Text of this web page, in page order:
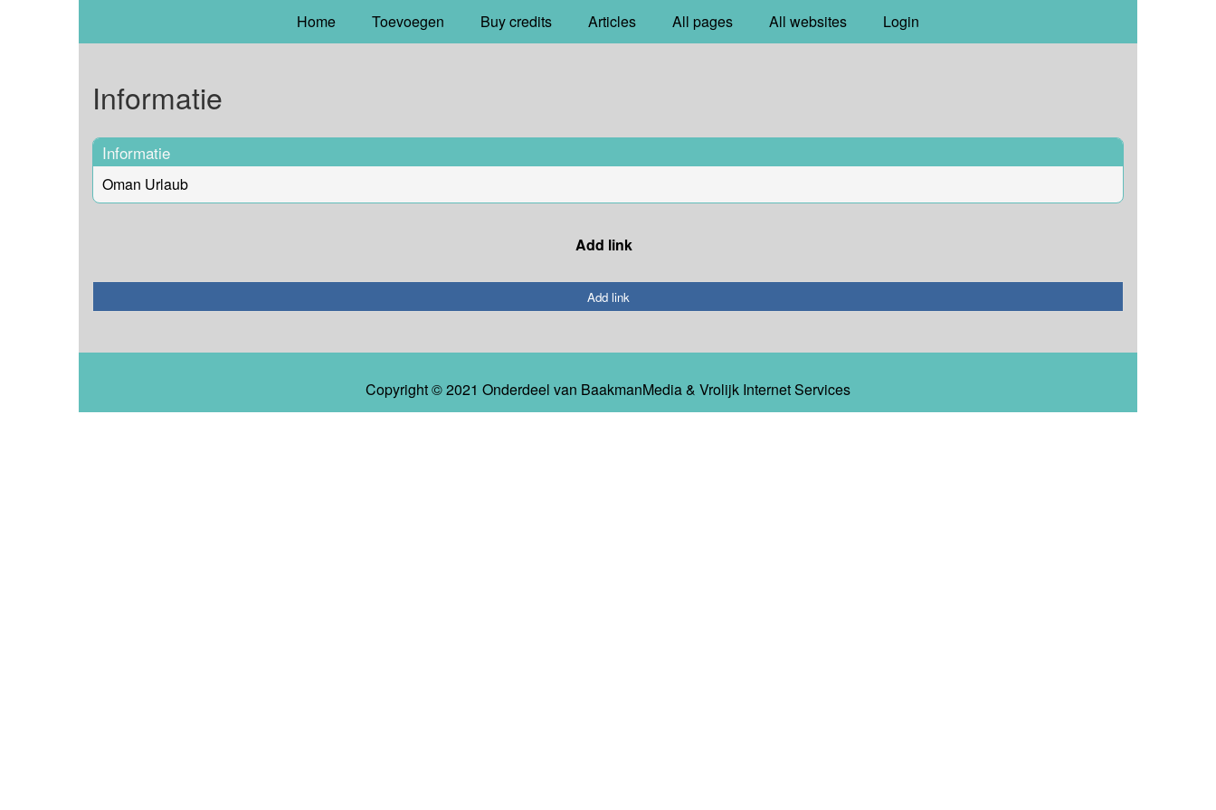
Home Toevoegen Buy credits Articles All pages All websites Login
Informatie
Informatie
Oman Urlaub
Add link
Add link
Copyright © 2021 Onderdeel van BaakmanMedia& Vrolijk Internet Services